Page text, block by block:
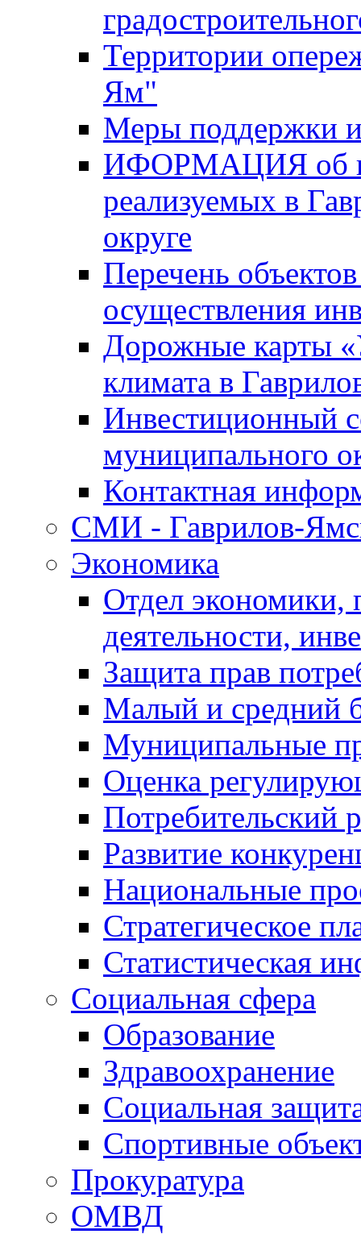
Территории
Ям"
Меры поддержки
ИФОРМАЦИЯ об
реализуемых в
округе
Перечень
осуществления
Дорожные карты
климата в
Инвестиционный
муниципального
Контактная
СМИ - Гаврилов-
Экономика
Отдел экономики,
деятельности,
Защита прав
Малый и средний
Муниципальные
Оценка
Потребительский
Развитие
Национальные
Стратегическое
Статистическая
Социальная сфера
Образование
Здравоохранение
Социальная
Спортивные
Прокуратура
ОМВД